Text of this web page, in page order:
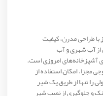
با طراحی مدرن، کیفیت
از آب شهری و آب
آشپزخانه‌های امروزی است.
مجزا، امکان استفاده از
را تنها از طریق یک شیر
و جلوگیری از نصب شیر